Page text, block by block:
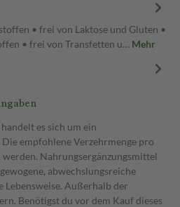
• frei von Laktose und Gluten •
• frei von Transfetten u… Mehr
es sich um ein
empfohlene Verzehrmenge pro
Nahrungsergänzungsmittel
abwechslungsreiche
Lebensweise. Außerhalb der
Benötigst du vor dem Kauf dieses